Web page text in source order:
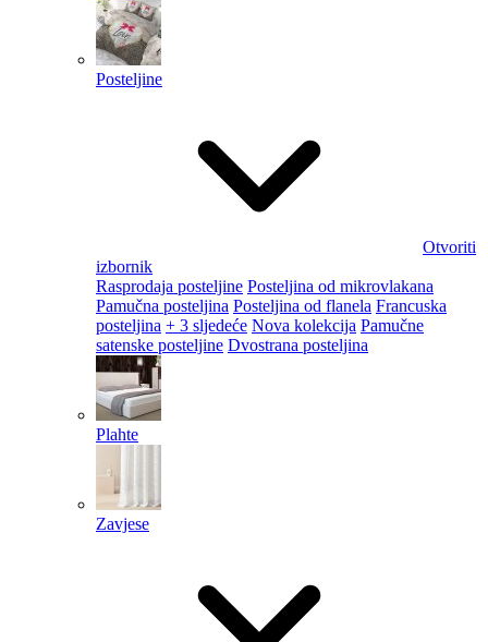
Posteljine
Otvoriti
izbornik
Rasprodaja posteljine Posteljina od mikrovlakana
Pamučna posteljina Posteljina od flanela Francuska
posteljina + 3 sljedeće Nova kolekcija Pamučne
satenske posteljine Dvostrana posteljina
Plahte
Zavjese